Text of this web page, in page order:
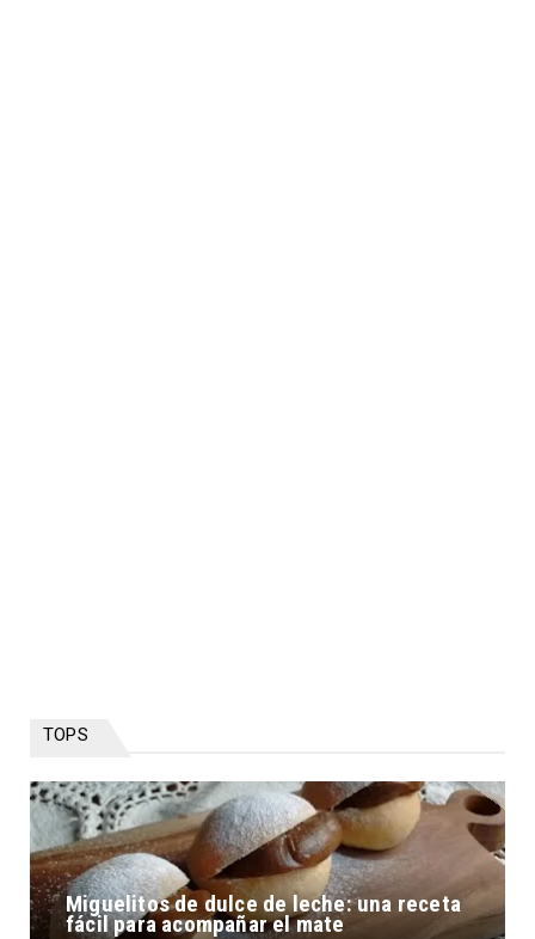
TOPS
Miguelitos de dulce de leche: una receta
fácil para acompañar el mate